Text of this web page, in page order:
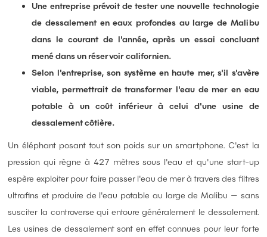
Une entreprise prévoit de tester une nouvelle technologie
de dessalement en eaux profondes au large de Malibu
dans le courant de l'année, après un essai concluant
mené dans un réservoir californien.
Selon l'entreprise, son système en haute mer, s'il s'avère
viable, permettrait de transformer l'eau de mer en eau
potable à un coût inférieur à celui d'une usine de
dessalement côtière.
Un éléphant posant tout son poids sur un smartphone. C'est la
pression qui règne à 427 mètres sous l'eau et qu'une start-up
espère exploiter pour faire passer l'eau de mer à travers des filtres
ultrafins et produire de l'eau potable au large de Malibu — sans
susciter la controverse qui entoure généralement le dessalement.
Les usines de dessalement sont en effet connues pour leur forte